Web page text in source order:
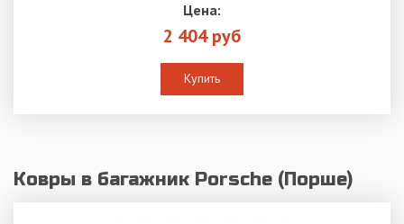
Цена:
2 404 руб
Купить
Ковры в багажник Porsche (Порше)